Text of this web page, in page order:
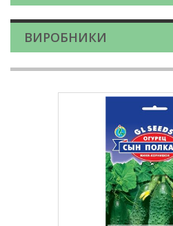
ВИРОБНИКИ